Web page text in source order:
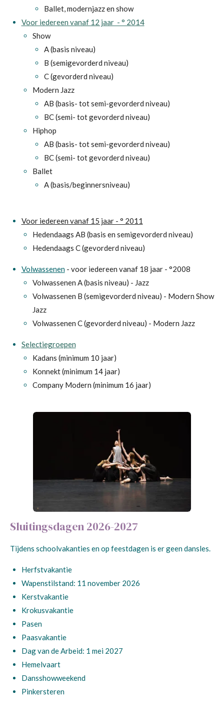
Ballet, modernjazz en show
Voor iedereen vanaf 12 jaar - ° 2014
Show
A(basis niveau)
B (semigevorderd niveau)
C (gevorderd niveau)
Modern Jazz
AB (basis- tot semi-gevorderd niveau)
BC(semi- tot gevorderd niveau)
Hiphop
AB (basis- tot semi-gevorderd niveau)
BC (semi- tot gevorderd niveau)
Ballet
A (basis/beginnersniveau)
Voor iedereen vanaf 15 jaar - ° 2011
Hedendaags AB (basis en semigevorderd niveau)
Hedendaags C (gevorderd niveau)
Volwassenen - voor iedereen vanaf 18 jaar - °2008
Volwassenen A (basis niveau) - Jazz
Volwassenen B (semigevorderd niveau) - Modern Show
Jazz
Volwassenen C (gevorderd niveau) - Modern Jazz
Selectiegroepen
Kadans (minimum 10 jaar)
Konnekt (minimum 14 jaar)
Company Modern (minimum 16 jaar)
Sluitingsdagen 2026-2027
Tijdens schoolvakanties en op feestdagen is er geen dansles.
Herfstvakantie
Wapenstilstand: 11 november 2026
Kerstvakantie
Krokusvakantie
Pasen
Paasvakantie
Dag van de Arbeid: 1 mei 2027
Hemelvaart
Dansshowweekend
Pinkersteren